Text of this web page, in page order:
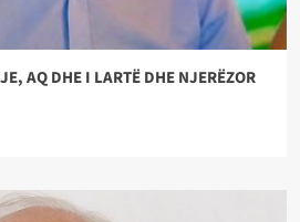
AQ DHE I LARTË DHE NJERËZOR